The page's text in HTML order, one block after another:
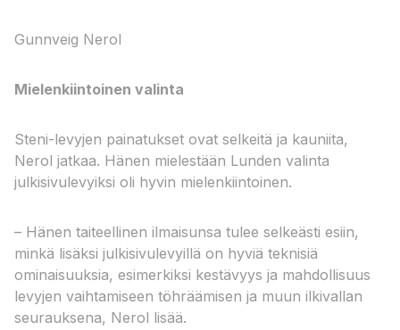
Gunnveig Nerol
Mielenkiintoinen valinta
Steni-levyjen painatukset ovat selkeitä ja kauniita,
Nerol jatkaa. Hänen mielestään Lunden valinta
julkisivulevyiksi oli hyvin mielenkiintoinen.
– Hänen taiteellinen ilmaisunsa tulee selkeästi esiin,
minkä lisäksi julkisivulevyillä on hyviä teknisiä
ominaisuuksia, esimerkiksi kestävyys ja mahdollisuus
levyjen vaihtamiseen töhräämisen ja muun ilkivallan
seurauksena, Nerol lisää.